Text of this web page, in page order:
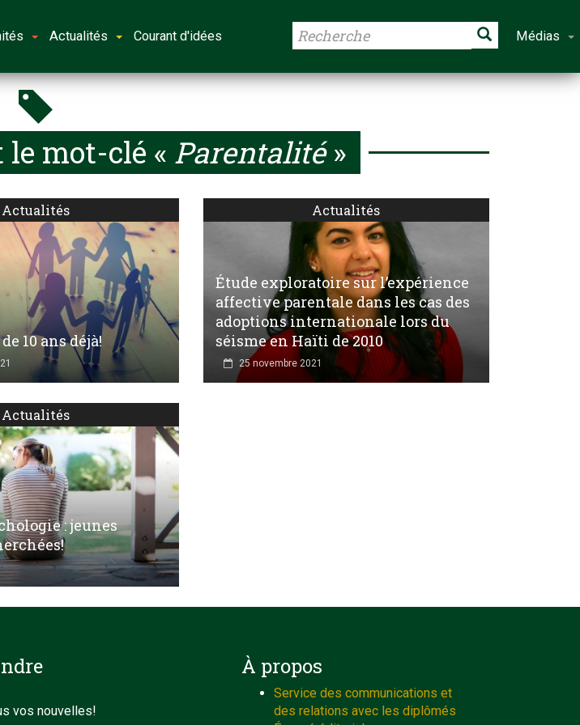
Actualités Courant d'idées Médias
mot-clé « Parentalité»
Actualités
10 ans déjà!
Actualités
Étude exploratoire sur l’expérience
affective parentale dans les cas des
adoptions internationale lors du
séisme en Haïti de 2010
25 novembre 2021
Actualités
: jeunes
vos nouvelles!
À propos
Service des communications et
des relations avec les diplômés